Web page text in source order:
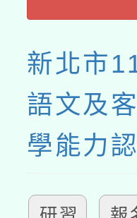
新北市
語文及
學能力